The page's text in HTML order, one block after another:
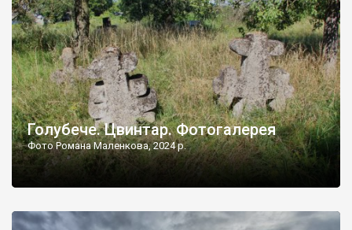
різноманітних форм хрестів. Село відносно невелике, […]
Голубече. Цвинтар. Фотогалерея
Фото Романа Маленкова, 2024 р.